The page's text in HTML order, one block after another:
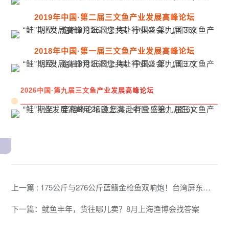
2019年中国·第二届三文鱼产业发展高峰论坛
2018年中国·第一届三文鱼产业发展高峰论坛
2026中国·第九届三文鱼产业发展高峰论坛
上一篇 : 175公斤与276公斤蓝鳍金枪鱼双响炮！台湾屏东、宜兰同日宣告金枪鱼季"戏剧"开幕
下一篇：鱿鱼丰年，货往哪儿卖？8月上海渔博会找答案